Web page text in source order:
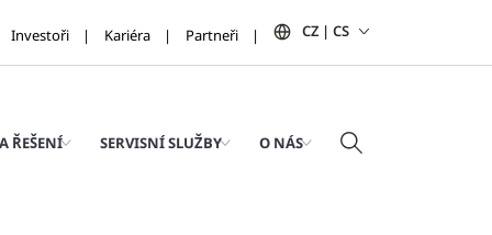
Investoři Kariéra Partneři CZ | CS
ŘEŠENÍ SERVISNÍ SLUŽBY O NÁS